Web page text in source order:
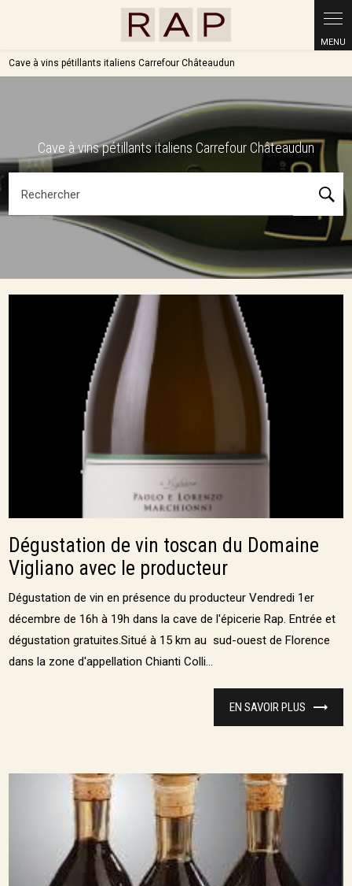
Cave à vins pétillants italiens Carrefour Châteaudun
Cave à vins pétillants italiens Carrefour Châteaudun
Rechercher
Dégustation de vin toscan du Domaine
Vigliano avec le producteur
Dégustation de vin en présence du producteur Vendredi 1er
décembre de 16h à 19h dans la cave de l'épicerie Rap. Entrée et
dégustation gratuites.Situé à 15 km au sud-ouest de Florence
dans la zone d'appellation Chianti Colli...
EN SAVOIR PLUS
Panneau de gestion des cookies